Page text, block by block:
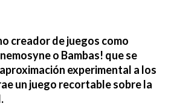
creador de juegos como
o Bambas! que se
experimental a los
un juego recortable sobre la